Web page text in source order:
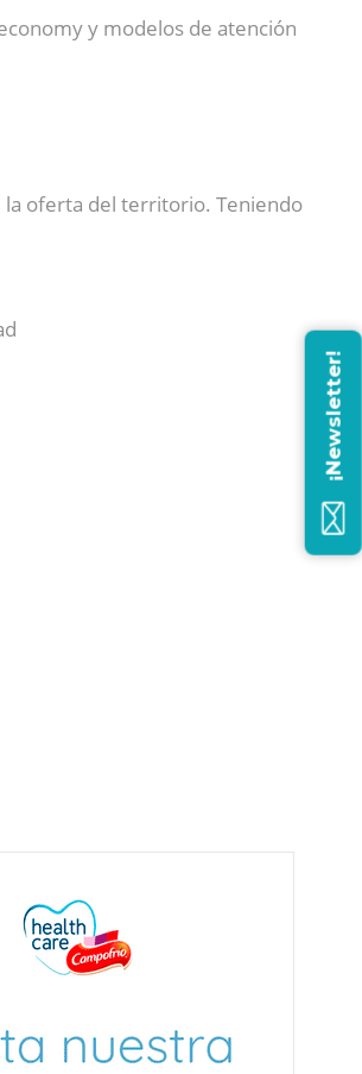
y modelos de atención
la oferta del territorio. Teniendo
¡Newsletter!